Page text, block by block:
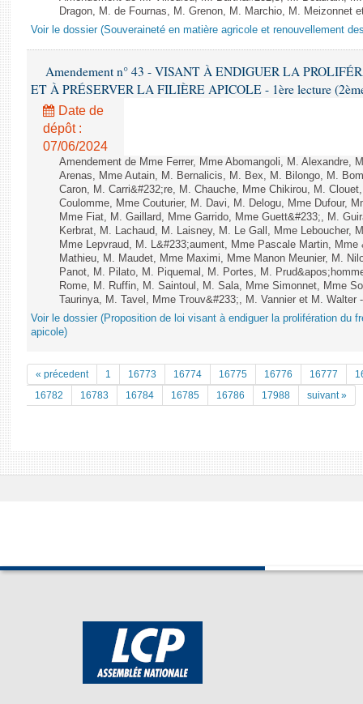
Dragon, M. de Fournas, M. Grenon, M. Marchio, M. Meizonnet
Voir le dossier (Souveraineté en matière agricole et renouvellement
Amendement n° 43 - VISANT À ENDIGUER LA
ET À PRÉSERVER LA FILIÈRE APICOLE - 1ère lecture
Date de
dépôt :
07/06/2024
Amendement de Mme Ferrer, Mme Abomangoli, M. Alexandre,
Arenas, Mme Autain, M. Bernalicis, M. Bex, M. Bilongo, M.
Caron, M. Carri&#232;re, M. Chauche, Mme Chikirou, M.
Coulomme, Mme Couturier, M. Davi, M. Delogu, Mme Dufour,
Mme Fiat, M. Gaillard, Mme Garrido, Mme Guett&#233;, M.
Kerbrat, M. Lachaud, M. Laisney, M. Le Gall, Mme Leboucher,
Mme Lepvraud, M. L&#233;aument, Mme Pascale Martin,
Mathieu, M. Maudet, Mme Maximi, Mme Manon Meunier, M.
Panot, M. Pilato, M. Piquemal, M. Portes, M.
Rome, M. Ruffin, M. Saintoul, M. Sala, Mme Simonnet, Mme
Taurinya, M. Tavel, Mme Trouv&#233;, M. Vannier et M.
Voir le dossier (Proposition de loi visant à endiguer la prolifération du
apicole)
« précedent 1 16773 16774 16775 16776 16777
16782
16783 16784 16785 16786 17988 suivant »